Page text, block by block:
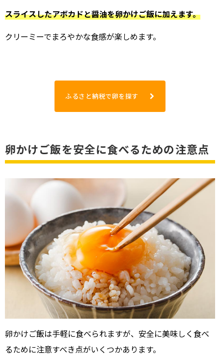
スライスしたアボカドと醤油を卵かけご飯に加えます。
クリーミーでまろやかな食感が楽しめます。
ふるさと納税で卵を探す
卵かけご飯を安全に食べるための注意点
卵かけご飯は手軽に食べられますが、安全に美味しく食べ
るために注意すべき点がいくつかあります。